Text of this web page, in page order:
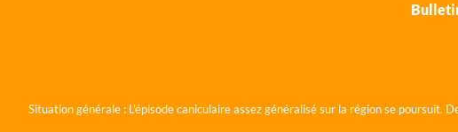
Situation générale : L'épisode caniculaire assez généralisé sur la région se